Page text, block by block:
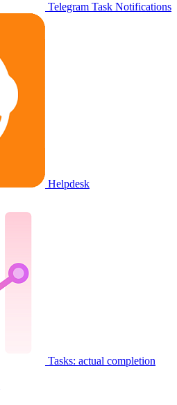
Telegram Task Notifications
Helpdesk
Tasks: actual completion